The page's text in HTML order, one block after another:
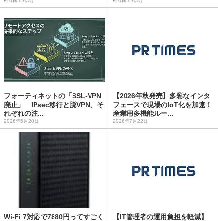
フォーティネットの「SSL-VPN
廃止」 IPsec移行と脱VPN、そ
れぞれの注...
2026年5月20日
【2026年秋発売】多彩なインタ
フェースで現場のIoT化を加速！
産業用多機能ルー...
2026年7月22日
Wi-Fi 7対応で7880円ってすごく
【IT管理者の運用負担を軽減】